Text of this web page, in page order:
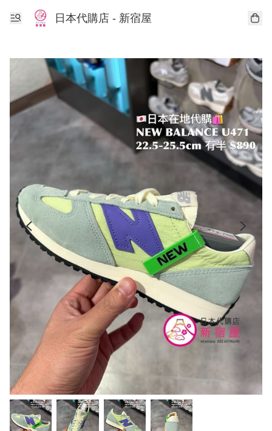
日本代購店 - 新宿屋